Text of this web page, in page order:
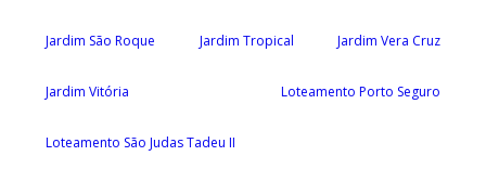
Jardim São Roque Jardim Tropical Jardim Vera Cruz
Jardim Vitória Loteamento Porto Seguro
Loteamento São Judas Tadeu II